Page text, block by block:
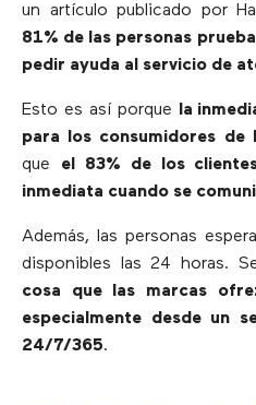
un artículo publicado por
81% de las personas
pedir ayuda al servicio de
Esto es así porque
la
para los consumidores de
que el 83% de los
inmediata cuando se
Además, las personas
disponibles las 24 horas.
cosa que las marcas
especialmente desde un
24/7/365.